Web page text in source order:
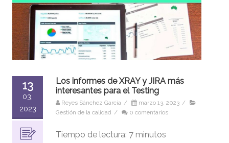
13
03,
2023
Los informes de XRAY y JIRA más
interesantes para el Testing
Reyes Sánchez García / marzo 13, 2023 /
Gestión de la calidad / 0 comentarios
Tiempo de lectura: 7 minutos